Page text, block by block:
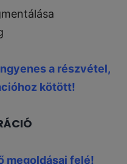
a részvétel,
kötött!
megoldásai felé!